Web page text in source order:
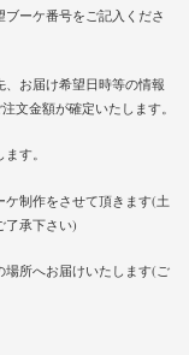
ーケ番号をご記入くださ
、お届け希望日時等の情報
文金額が確定いたします。
す。
制作をさせて頂きます(土
了承下さい)
所へお届けいたします(ご